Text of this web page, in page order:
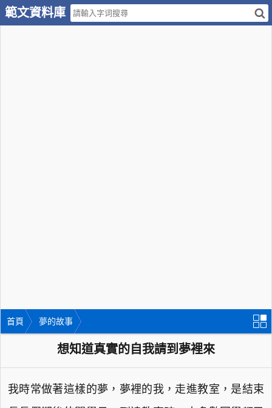
範文資料庫
首頁 夢的故事
想知道真實的自我請到夢裡來
我時常做著這樣的夢，夢裡的我，走進教室，是結束